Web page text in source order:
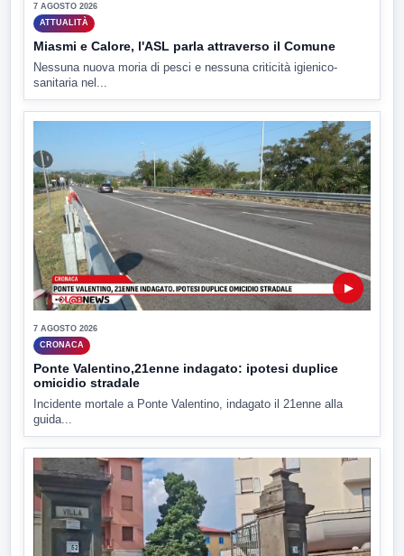
7 AGOSTO 2026
ATTUALITÀ
Miasmi e Calore, l'ASL parla attraverso il Comune
Nessuna nuova moria di pesci e nessuna criticità igienico-
sanitaria nel...
▶
7 AGOSTO 2026
CRONACA
Ponte Valentino,21enne indagato: ipotesi duplice
omicidio stradale
Incidente mortale a Ponte Valentino, indagato il 21enne alla
guida...